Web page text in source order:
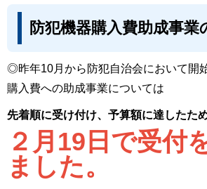
防犯機器購入費助成事業
◎昨年10月から防犯自治会において開
購入費への助成事業については
先着順に受け付け、予算額に達したた
２月19日で受付
ました。